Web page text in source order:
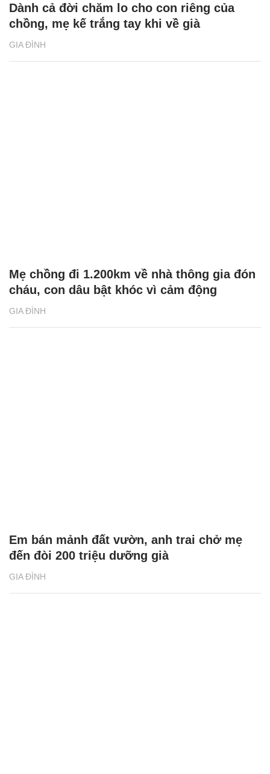
GIA ĐÌNH
Dành cả đời chăm lo cho con riêng của
chồng, mẹ kế trắng tay khi về già
GIA ĐÌNH
Mẹ chồng đi 1.200km về nhà thông gia đón
cháu, con dâu bật khóc vì cảm động
GIA ĐÌNH
Em bán mảnh đất vườn, anh trai chở mẹ
đến đòi 200 triệu dưỡng già